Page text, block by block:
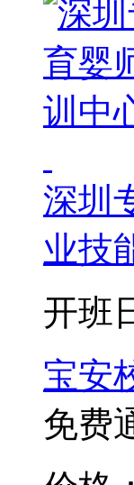
深圳
业技
开班
宝安
免费